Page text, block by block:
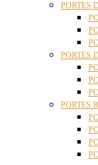
PORTES
PORTES
PORTES